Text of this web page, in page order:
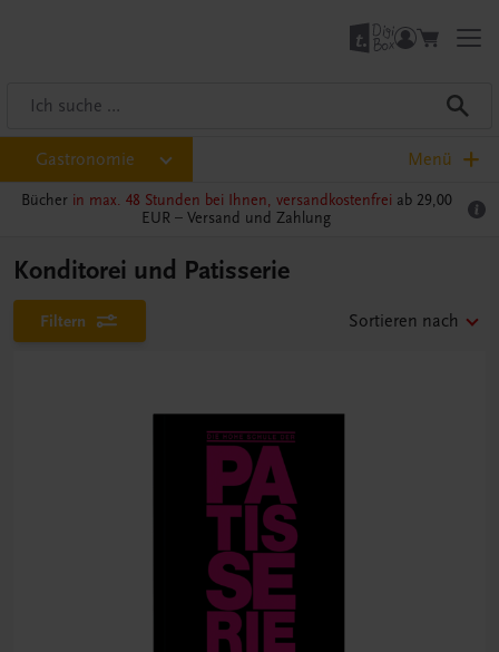
Gastronomie Menü
Bücher in max. 48 Stunden bei Ihnen, versandkostenfrei ab 29,00
EUR – Versand und Zahlung
Konditorei und Patisserie
Filtern Sortieren nach